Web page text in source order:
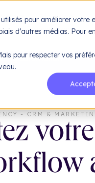
pour améliorer votre
d'autres médias. Pour
pour respecter vos
Méthode
Ressources
automation
- CRM &